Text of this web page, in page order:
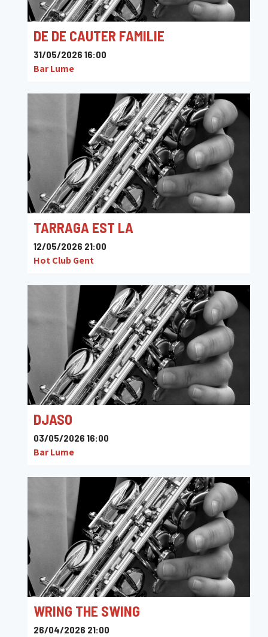
DE DE CAUTER FAMILIE
31/05/2026 16:00
Bar Lume
TARRAGA EST LA
12/05/2026 21:00
Hot Club Gent
DJASO
03/05/2026 16:00
Bar Lume
WRING THE SWING
26/04/2026 21:00